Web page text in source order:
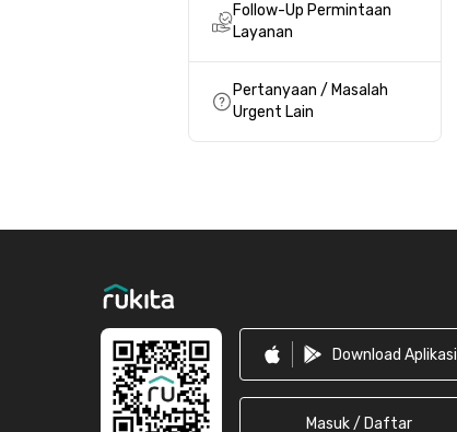
Follow-Up Permintaan
Layanan
Pertanyaan / Masalah
Urgent Lain
Download Aplikasi
Masuk / Daftar